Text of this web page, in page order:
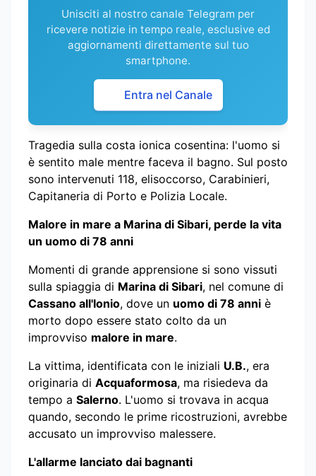
Unisciti al nostro canale Telegram per
ricevere notizie in tempo reale, esclusive ed
aggiornamenti direttamente sul tuo
smartphone.
Entra nel Canale
Tragedia sulla costa ionica cosentina: l'uomo si
è sentito male mentre faceva il bagno. Sul posto
sono intervenuti 118, elisoccorso, Carabinieri,
Capitaneria di Porto e Polizia Locale.
Malore in mare a Marina di Sibari, perde la vita
un uomo di 78 anni
Momenti di grande apprensione si sono vissuti
sulla spiaggia di Marina di Sibari, nel comune di
Cassano all'Ionio, dove un uomo di 78 anni è
morto dopo essere stato colto da un
improvviso malore in mare.
La vittima, identificata con le iniziali U.B., era
originaria di Acquaformosa, ma risiedeva da
tempo a Salerno. L'uomo si trovava in acqua
quando, secondo le prime ricostruzioni, avrebbe
accusato un improvviso malessere.
L'allarme lanciato dai bagnanti